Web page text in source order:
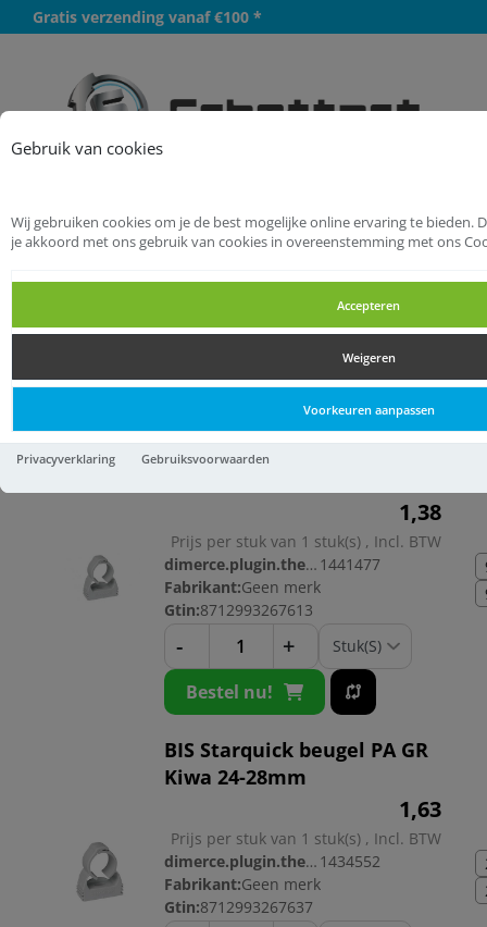
Gebruik van cookies
Wij gebruiken cookies om je de best mogelijke online ervaring te bieden.
je akkoord met ons gebruik van cookies in overeenstemming met ons
Accepteren
Weigeren
Voorkeuren aanpassen
Privacyverklaring Gebruiksvoorwaarden
Gratis verzending vanaf €100 *
Startpagina
Elektra
Kabelbeugels
Kabelbeugels
BIS Starquick beugel PA GR
1,38
Prijs per stuk van 1 stuk(s) , Incl. BTW
dimerce.plugin.theme.productnr: 1441477
Fabrikant:Geen merk
Gtin:8712993267613
- +
Bestel nu!
BIS Starquick beugel PA GR
Kiwa 24-28mm
1,63
Prijs per stuk van 1 stuk(s) , Incl. BTW
dimerce.plugin.theme.productnr: 1434552
Fabrikant:Geen merk
Gtin:8712993267637